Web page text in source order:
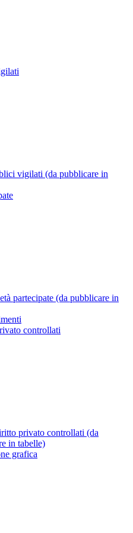
vigilati (da pubblicare in
partecipate (da pubblicare in
controllati
privato controllati (da
in tabelle)
grafica